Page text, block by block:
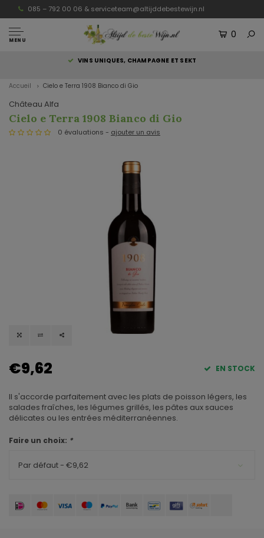
085 – 792 00 06 & serviceteam@altijddebestewijn.nl
MENU
0
VINS UNIQUES, CHAMPAGNE ET SEKT
Accueil Cielo e Terra 1908 Bianco di Gio
Château Alfa
Cielo e Terra 1908 Bianco di Gio
0 évaluations - ajouter un avis
€9,62 EN STOCK
Il s'accorde parfaitement avec les plats de poisson légers, les
salades fraîches, les légumes grillés, les pâtes aux sauces
délicates ou les entrées méditerranéennes.
Faire un choix: *
Par défaut - €9,62